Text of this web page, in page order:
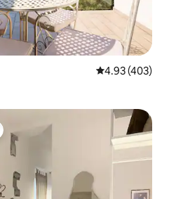
Calificación
4.93 (403)